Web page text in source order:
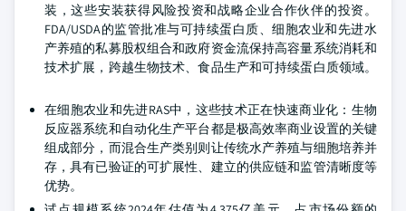
装，这些安装获得风险投资和战略企业合作伙伴的投资。
FDA/USDA的监管批准与可持续蛋白质、细胞农业和先进水
产养殖的私募股权组合和政府资金流保持高容量系统消耗和
技术扩展，跨越生物技术、食品生产和可持续蛋白质领域。
在细胞农业和先进RAS中，这些技术正在快速商业化：生物
反应器系统和自动化生产平台都是极高效率商业设置的关键
组成部分，而混合生产类别则让传统水产养殖与细胞培养并
存，具有已验证的可扩展性、建立的供应链和监管清晰度等
优势。